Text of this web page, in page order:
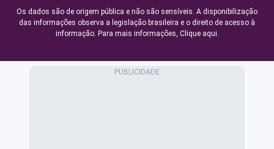
Os dados são de origem pública e não são sensíveis. A disponibilização
das informações observa a legislação brasileira e o direito de acesso à
informação. Para mais informações, Clique aqui.